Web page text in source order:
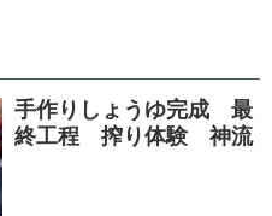
手作りしょうゆ完成 最
終工程 搾り体験 神流